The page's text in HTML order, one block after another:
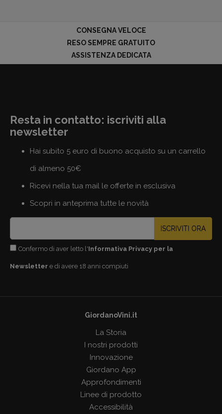
CONSEGNA VELOCE
RESO SEMPRE GRATUITO
ASSISTENZA DEDICATA
Resta in contatto: iscriviti alla
newsletter
Hai subito 5 euro di buono acquisto su un carrello
di almeno 50€
Ricevi nella tua mail le offerte in esclusiva
Scopri in anteprima tutte le novità
ISCRIVITI ORA
Confermo di aver letto l'Informativa Privacy per la
Newsletter e di avere 18 anni compiuti
GiordanoVini.it
La Storia
I nostri prodotti
Innovazione
Giordano App
Approfondimenti
Linee di prodotto
Accessibilità